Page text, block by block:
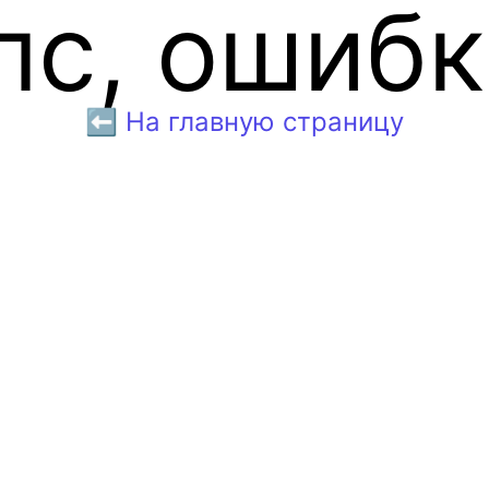
⬅️ На главную страницу